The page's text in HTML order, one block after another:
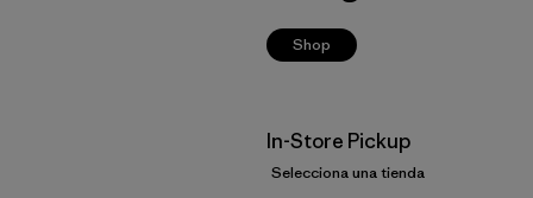
Shop
In-Store Pickup
Selecciona una tienda